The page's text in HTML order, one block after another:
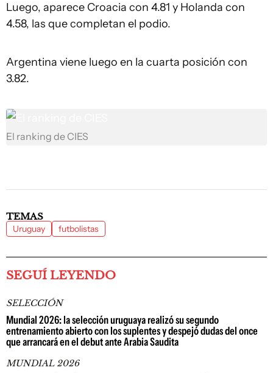
Luego, aparece Croacia con 4.81 y Holanda con
4.58, las que completan el podio.
Argentina viene luego en la cuarta posición con
3.82.
El ranking de CIES
TEMAS
Uruguay futbolistas
SEGUÍ LEYENDO
SELECCIÓN
Mundial 2026: la selección uruguaya realizó su segundo
entrenamiento abierto con los suplentes y despejó dudas del once
que arrancará en el debut ante Arabia Saudita
MUNDIAL 2026